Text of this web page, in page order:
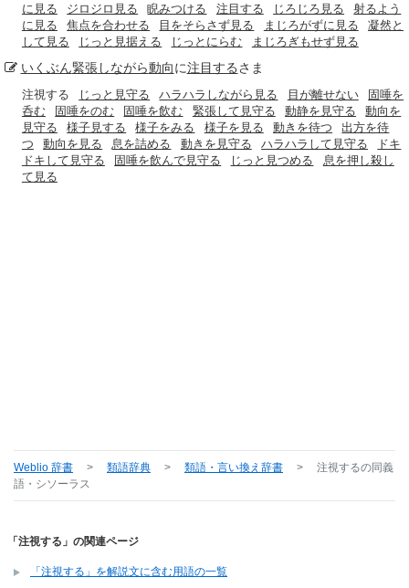
に見る
ジロジロ見る 睨みつける 注目する じろじろ見る
射るよう
に見る
焦点を合わせる 目をそらさず見る まじろがずに見る
凝然と
して見る
じっと見据える じっとにらむ まじろぎもせず見る
いくぶん緊張しながら動向に注目するさま
注視する じっと見守る ハラハラしながら見る 目が離せない
固唾を
呑む
固唾をのむ 固唾を飲む 緊張して見守る 動静を見守る
動向を
見守る
様子見する 様子をみる 様子を見る 動きを待つ
出方を待
つ
動向を見る 息を詰める 動きを見守る ハラハラして見守る
ドキ
ドキして見守る
固唾を飲んで見守る じっと見つめる
息を押し殺し
て見る
Weblio 辞書 > 類語辞典 > 類語・言い換え辞書 > 注視するの同義
語・シソーラス
「注視する」の関連ページ
「注視する」を解説文に含む用語の一覧